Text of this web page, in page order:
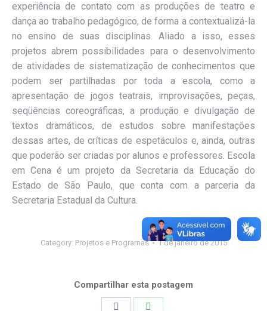
experiência de contato com as produções de teatro e
dança ao trabalho pedagógico, de forma a contextualizá-la
no ensino de suas disciplinas. Aliado a isso, esses
projetos abrem possibilidades para o desenvolvimento
de atividades de sistematização de conhecimentos que
podem ser partilhadas por toda a escola, como a
apresentação de jogos teatrais, improvisações, peças,
seqüências coreográficas, a produção e divulgação de
textos dramáticos, de estudos sobre manifestações
dessas artes, de críticas de espetáculos e, ainda, outras
que poderão ser criadas por alunos e professores. Escola
em Cena é um projeto da Secretaria da Educação do
Estado de São Paulo, que conta com a parceria da
Secretaria Estadual da Cultura.
Category: Projetos e Programas 1 de janeiro de 2015
Compartilhar esta postagem